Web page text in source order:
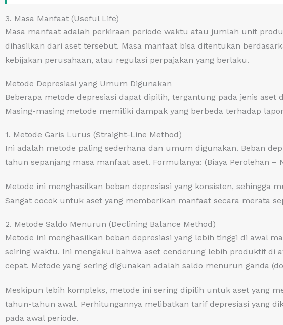
3. Masa Manfaat (Useful Life)
Masa manfaat adalah perkiraan periode waktu atau jumlah unit
dihasilkan dari aset tersebut. Masa manfaat bisa ditentukan
kebijakan perusahaan, atau regulasi perpajakan yang berlaku.
Metode Depresiasi yang Umum Digunakan
Beberapa metode depresiasi dapat dipilih, tergantung pada jenis aset
Masing-masing metode memiliki dampak yang berbeda terhadap
1. Metode Garis Lurus (Straight-Line Method)
Ini adalah metode paling sederhana dan umum digunakan. Beban
tahun sepanjang masa manfaat aset. Formulanya: (Biaya Perolehan –
Metode ini menghasilkan beban depresiasi yang konsisten, sehingga
Sangat cocok untuk aset yang memberikan manfaat secara merata
2. Metode Saldo Menurun (Declining Balance Method)
Metode ini menghasilkan beban depresiasi yang lebih tinggi di awal
seiring waktu. Ini mengakui bahwa aset cenderung lebih produktif di
cepat. Metode yang sering digunakan adalah saldo menurun ganda
Meskipun lebih kompleks, metode ini sering dipilih untuk aset yang
tahun-tahun awal. Perhitungannya melibatkan tarif depresiasi yang
pada awal periode.